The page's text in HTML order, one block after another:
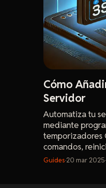
Cómo
Servidor
Automatiza tu
mediante
temporizadores
comandos,
para una
Guides·20 mar 2025·